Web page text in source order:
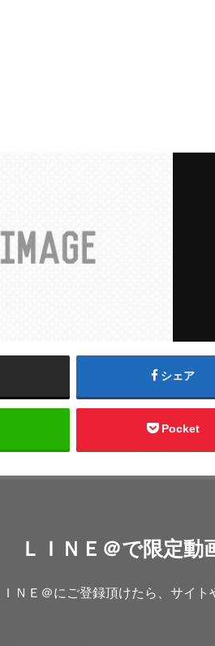
シェア
Pocket
ＬＩＮＥ＠で限定動
ＩＮＥ＠にご登録頂けたら、サイ